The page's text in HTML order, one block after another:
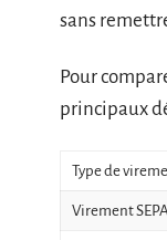
sans
Pour
principaux
Type de
Virement